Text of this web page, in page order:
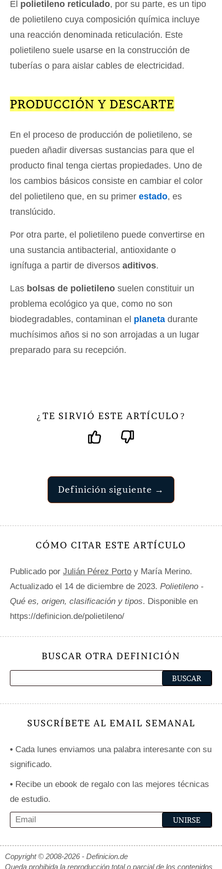
El polietileno reticulado, por su parte, es un tipo
de polietileno cuya composición química incluye
una reacción denominada reticulación. Este
polietileno suele usarse en la construcción de
tuberías o para aislar cables de electricidad.
PRODUCCIÓN Y DESCARTE
En el proceso de producción de polietileno, se
pueden añadir diversas sustancias para que el
producto final tenga ciertas propiedades. Uno de
los cambios básicos consiste en cambiar el color
del polietileno que, en su primer estado, es
translúcido.
Por otra parte, el polietileno puede convertirse en
una sustancia antibacterial, antioxidante o
ignífuga a partir de diversos aditivos.
Las bolsas de polietileno suelen constituir un
problema ecológico ya que, como no son
biodegradables, contaminan el planeta durante
muchísimos años si no son arrojadas a un lugar
preparado para su recepción.
¿ TE SIRVIÓ ESTE ARTÍCULO ?
Definición siguiente →
CÓMO CITAR ESTE ARTÍCULO
Publicado por Julián Pérez Porto y María Merino.
Actualizado el 14 de diciembre de 2023. Polietileno -
Qué es, origen, clasificación y tipos. Disponible en
https://definicion.de/polietileno/
BUSCAR OTRA DEFINICIÓN
SUSCRÍBETE AL EMAIL SEMANAL
• Cada lunes enviamos una palabra interesante con su
significado.
• Recibe un ebook de regalo con las mejores técnicas
de estudio.
Copyright © 2008-2026 - Definicion.de
Queda prohibida la reproducción total o parcial de los contenidos